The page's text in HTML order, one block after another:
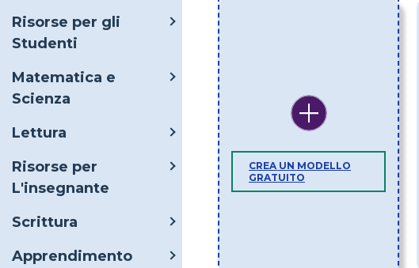
Risorse per gli
Studenti
Matematica e
Scienza
Lettura
Risorse per
L'insegnante
Scrittura
Apprendimento
CREA UN MODELLO
GRATUITO